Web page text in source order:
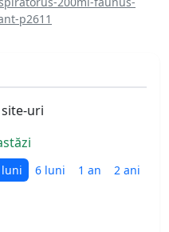
p2611
uri
6 luni 1 an 2 ani